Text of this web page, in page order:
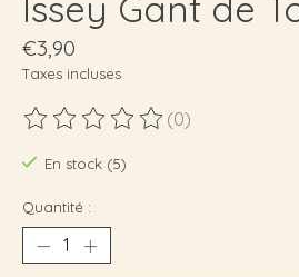
€3,90
Taxes incluses
Ce produit est évalué à
(0)
En stock (5)
Quantité :